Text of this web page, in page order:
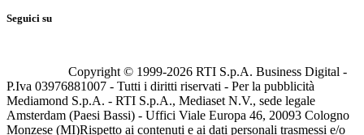
Seguici su
Copyright © 1999-2026 RTI S.p.A. Business Digital -
P.Iva 03976881007 - Tutti i diritti riservati - Per la pubblicità
Mediamond S.p.A. - RTI S.p.A., Mediaset N.V., sede legale
Amsterdam (Paesi Bassi) - Uffici Viale Europa 46, 20093 Cologno
Monzese (MI)Rispetto ai contenuti e ai dati personali trasmessi e/o